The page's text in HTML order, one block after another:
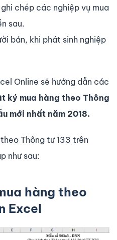
chép các nghiệp vụ mua
sau.
bán, khi phát sinh nghiệp
Online sẽ hướng dẫn các
ký mua hàng theo Thông
mới nhất năm 2018.
Thông tư 133 trên
như sau:
hàng theo
Excel